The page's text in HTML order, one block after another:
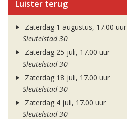
Luister terug
Zaterdag 1 augustus, 17.00 uur
Sleutelstad 30
Zaterdag 25 juli, 17.00 uur
Sleutelstad 30
Zaterdag 18 juli, 17.00 uur
Sleutelstad 30
Zaterdag 4 juli, 17.00 uur
Sleutelstad 30